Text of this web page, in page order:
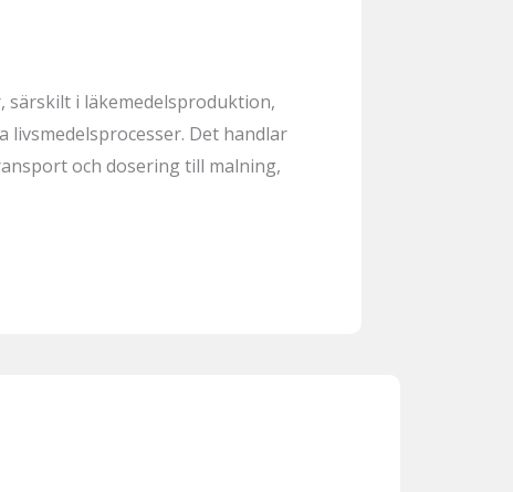
särskilt i läkemedelsproduktion,
Det handlar
och dosering till malning,